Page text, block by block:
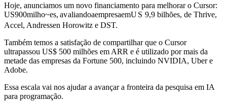
Hoje, anunciamos um novo financiamento para melhorar o Cursor:
US900milho~es, avaliandoaempresaemUS 9,9 bilhões, de Thrive,
Accel, Andressen Horowitz e DST.
Também temos a satisfação de compartilhar que o Cursor
ultrapassou US$ 500 milhões em ARR e é utilizado por mais da
metade das empresas da Fortune 500, incluindo NVIDIA, Uber e
Adobe.
Essa escala vai nos ajudar a avançar a fronteira da pesquisa em IA
para programação.